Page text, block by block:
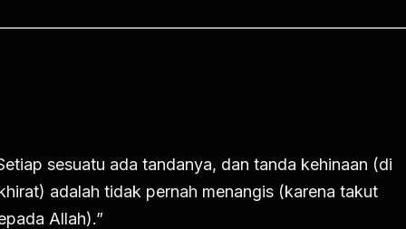
sesuatu ada tandanya, dan tanda kehinaan (di
adalah tidak pernah menangis (karena takut
Allah).”